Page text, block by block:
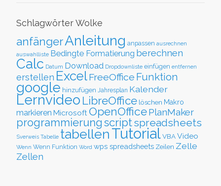
Schlagwörter Wolke
anfängerAnleitung anpassen ausrechnen
auswahlliste Bedingte Formatierung berechnen
Calc Datum Download Dropdownliste einfügen entfernen
erstellen ExcelFreeOffice Funktion
google hinzufügen Jahresplan Kalender
Lernvideo LibreOffice löschen Makro
markieren Microsoft OpenOfficePlanMaker
programmierung scriptspreadsheets
Sverweis Tabelle tabellenTutorialVBAVideo
Wenn Wenn Funktion Word wps spreadsheets Zeilen Zelle
Zellen